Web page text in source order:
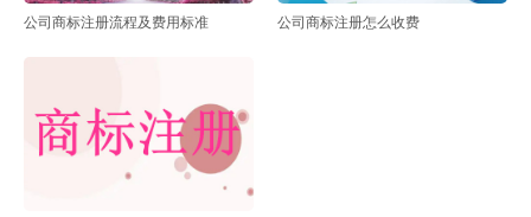
公司商标注册流程及费用标准 公司商标注册怎么收费